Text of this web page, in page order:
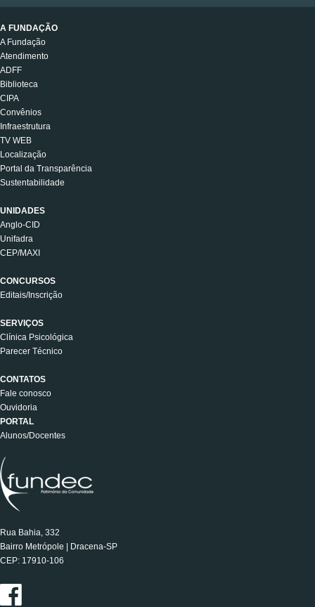
A FUNDAÇÃO
A Fundação
Atendimento
ADFF
Biblioteca
CIPA
Convênios
Infraestrutura
TV WEB
Localização
Portal da Transparência
Sustentabilidade
UNIDADES
Anglo-CID
Unifadra
CEP/MAXI
CONCURSOS
Editais/Inscrição
SERVIÇOS
Clínica Psicológica
Parecer Técnico
CONTATOS
Fale conosco
Ouvidoria
PORTAL
Alunos/Docentes
Rua Bahia, 332
Bairro Metrópole | Dracena-SP
CEP: 17910-106